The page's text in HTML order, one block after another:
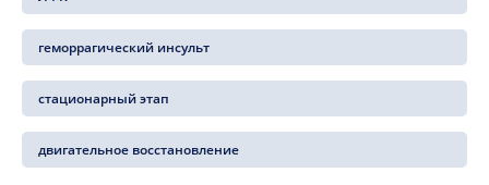
геморрагический инсульт
стационарный этап
двигательное восстановление